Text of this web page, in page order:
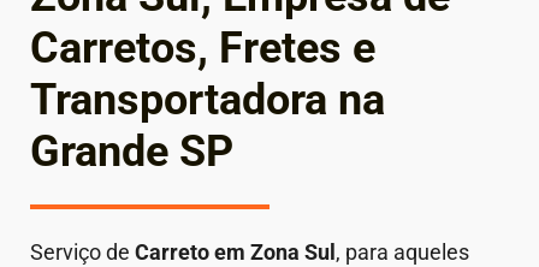
Carretos, Fretes e
Transportadora na
Grande SP
Serviço de Carreto em Zona Sul , para aqueles